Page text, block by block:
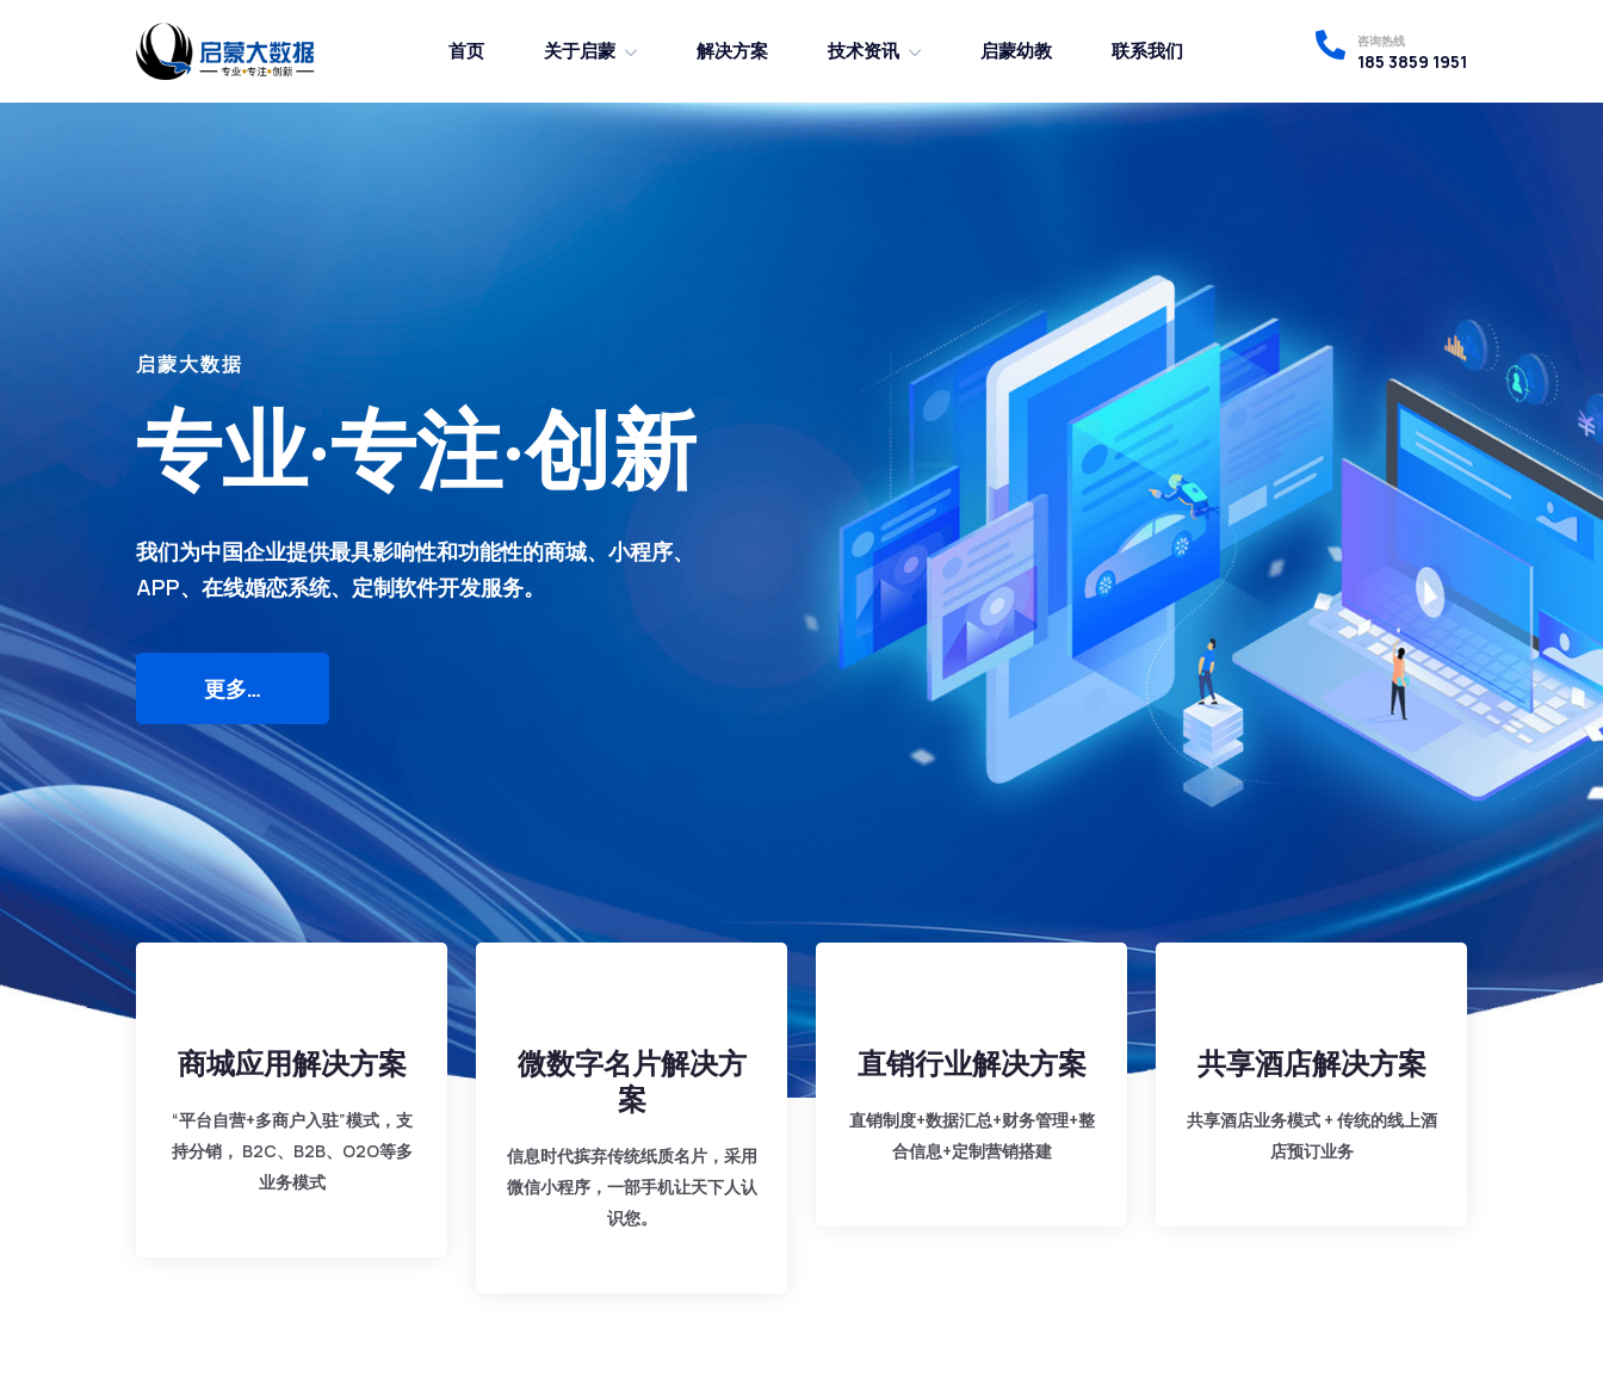
首页 关于启蒙 解决方案 技术资讯 启蒙幼教 联系我们 咨询热线
185 3859 1951
启蒙大数据
专业·专注·创新
我们为中国企业提供最具影响性和功能性的商城、小程序、
APP、在线婚恋系统、定制软件开发服务。
更多…
商城应用解决方案
“平台自营+多商户入驻”模式，支
持分销， B2C、B2B、O2O等多
业务模式
微数字名片解决方
案
信息时代摈弃传统纸质名片，采用
微信小程序，一部手机让天下人认
识您。
直销行业解决方案
直销制度+数据汇总+财务管理+整
合信息+定制营销搭建
共享酒店解决方案
共享酒店业务模式 + 传统的线上酒
店预订业务